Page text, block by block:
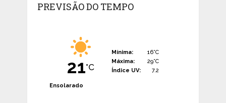
PREVISÃO DO TEMPO
21°C
Mínima:
16°C
Máxima:
29°C
Índice UV:
7.2
Ensolarado